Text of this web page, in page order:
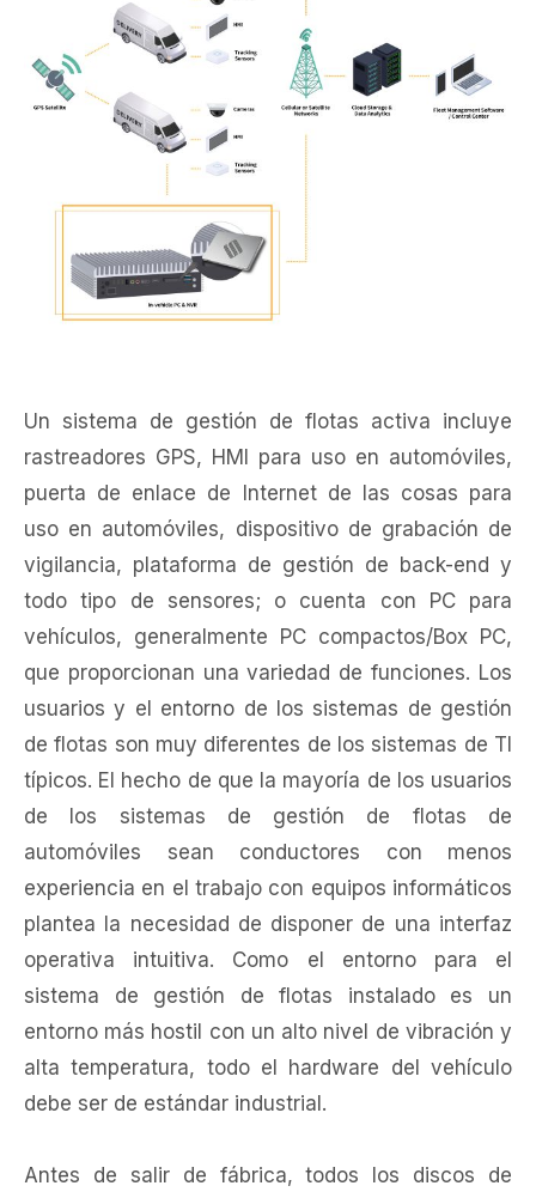
Un sistema de gestión de flotas activa incluye
rastreadores GPS, HMI para uso en automóviles,
puerta de enlace de Internet de las cosas para
uso en automóviles, dispositivo de grabación de
vigilancia, plataforma de gestión de back-end y
todo tipo de sensores; o cuenta con PC para
vehículos, generalmente PC compactos/Box PC,
que proporcionan una variedad de funciones. Los
usuarios y el entorno de los sistemas de gestión
de flotas son muy diferentes de los sistemas de TI
típicos. El hecho de que la mayoría de los usuarios
de los sistemas de gestión de flotas de
automóviles sean conductores con menos
experiencia en el trabajo con equipos informáticos
plantea la necesidad de disponer de una interfaz
operativa intuitiva. Como el entorno para el
sistema de gestión de flotas instalado es un
entorno más hostil con un alto nivel de vibración y
alta temperatura, todo el hardware del vehículo
debe ser de estándar industrial.
Antes de salir de fábrica, todos los discos de